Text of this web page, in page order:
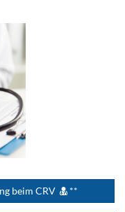
beim CRV **